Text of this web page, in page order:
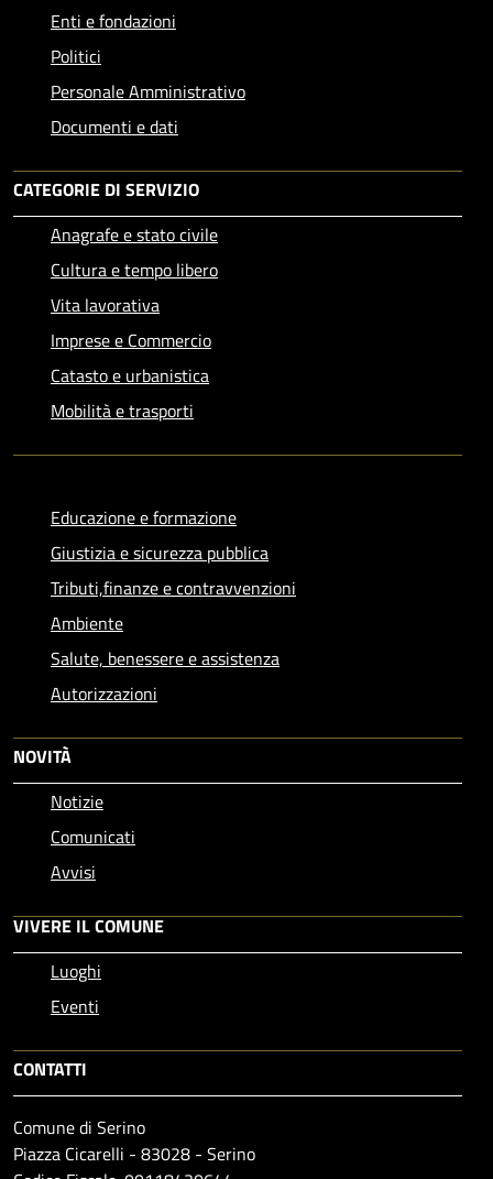
Enti e fondazioni
Politici
Personale Amministrativo
Documenti e dati
CATEGORIE DI SERVIZIO
Anagrafe e stato civile
Cultura e tempo libero
Vita lavorativa
Imprese e Commercio
Catasto e urbanistica
Mobilità e trasporti
Educazione e formazione
Giustizia e sicurezza pubblica
Tributi,finanze e contravvenzioni
Ambiente
Salute, benessere e assistenza
Autorizzazioni
NOVITÀ
Notizie
Comunicati
Avvisi
VIVERE IL COMUNE
Luoghi
Eventi
CONTATTI
Comune di Serino
Piazza Cicarelli - 83028 - Serino